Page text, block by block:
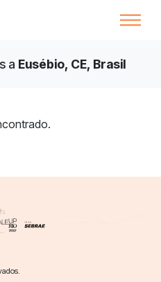
a Eusébio, CE, Brasil